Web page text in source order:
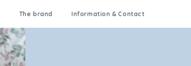
The brand Information & Contact